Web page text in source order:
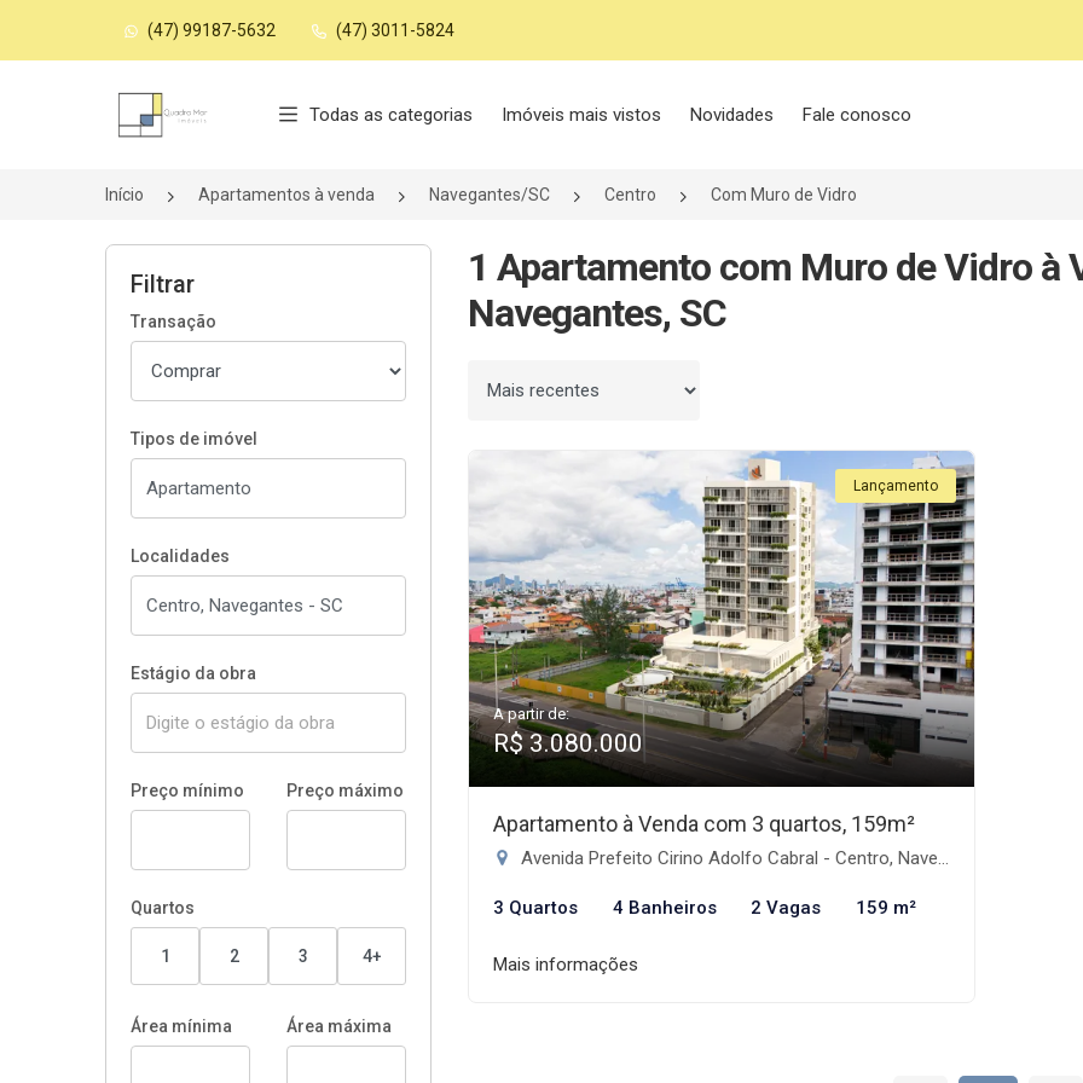
(47) 99187-5632 (47) 3011-5824
Página inicial
Todas as categorias Imóveis mais vistos Novidades Fale conosco
Início Apartamentos à venda Navegantes/SC Centro Com Muro de Vidro
Filtrar
Transação
Tipos de imóvel
Localidades
Estágio da obra
Preço mínimo Preço máximo
Quartos
1 2 3 4+
Área mínima Área máxima
1 Apartamento com Muro de Vidro à
Navegantes, SC
Ordenar por
Lançamento
A partir de:
R$ 3.080.000
Apartamento à Venda com 3 quartos, 159m²
Avenida Prefeito Cirino Adolfo Cabral - Centro, Navegantes-SC
3 Quartos 4 Banheiros 2 Vagas 159 m²
Mais informações